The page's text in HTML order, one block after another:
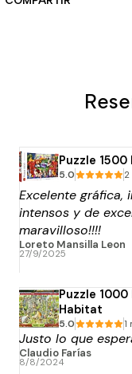
Puzzle
5.0
Excelente gráfica,
intensos y de
maravilloso!!!!
Loreto Mansilla Leon
27/9/2025
Puzzle 1000
Habitat
5.0
Justo lo que
Claudio Farías
8/8/2024